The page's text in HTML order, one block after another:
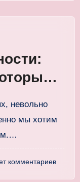
мы хотим
комментариев